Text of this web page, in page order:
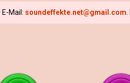
Mail: soundeffekte.net@gmail.com